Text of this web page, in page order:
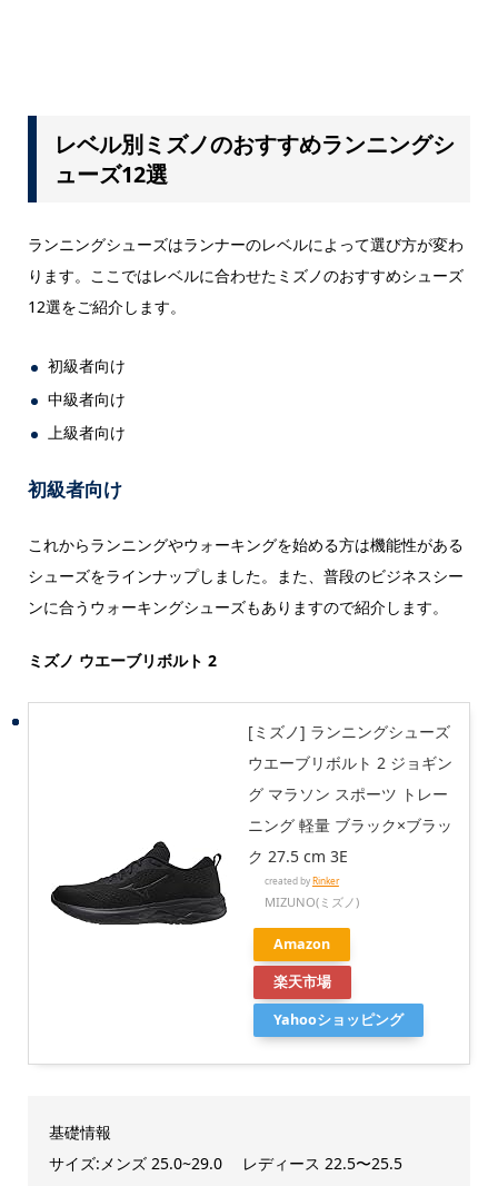
レベル別ミズノのおすすめランニングシ
ューズ12選
ランニングシューズはランナーのレベルによって選び方が変わ
ります。ここではレベルに合わせたミズノのおすすめシューズ
12選をご紹介します。
初級者向け
中級者向け
上級者向け
初級者向け
これからランニングやウォーキングを始める方は機能性がある
シューズをラインナップしました。また、普段のビジネスシー
ンに合うウォーキングシューズもありますので紹介します。
ミズノ ウエーブリボルト 2
[ミズノ] ランニングシューズ
ウエーブリボルト 2 ジョギン
グ マラソン スポーツ トレー
ニング 軽量 ブラック×ブラッ
ク 27.5 cm 3E
created byRinker
MIZUNO(ミズノ)
Amazon
楽天市場
Yahooショッピング
基礎情報
サイズ:メンズ 25.0~29.0 レディース 22.5〜25.5